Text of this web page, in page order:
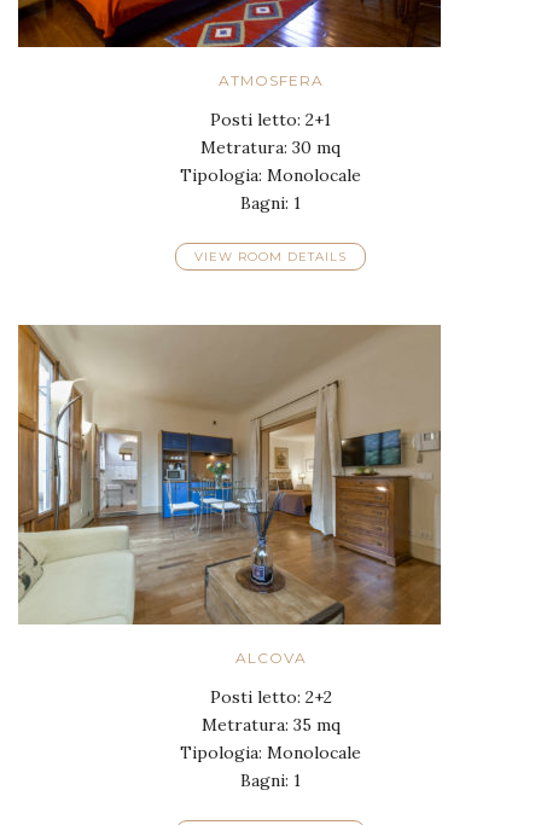
ATMOSFERA
Posti letto: 2+1
Metratura: 30 mq
Tipologia: Monolocale
Bagni: 1
VIEW ROOM DETAILS
ALCOVA
Posti letto: 2+2
Metratura: 35 mq
Tipologia: Monolocale
Bagni: 1